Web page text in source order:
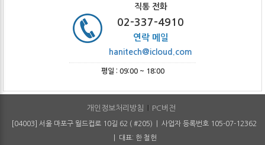
직통 전화
02-337-4910
연락 메일
hanitech@icloud.com
평일 : 09:00 ~ 18:00
개인정보처리방침 PC버전
[04003] 서울 마포구 월드컵로 10길 62 ( #205) | 사업자 등록번호 105-07-12362
| 대표: 한 철헌